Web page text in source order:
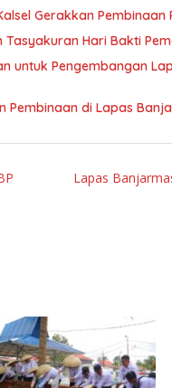
Gerakkan
Tasyakuran Hari Bakti
untuk Pengembangan
Pembinaan di Lapas
Lapas